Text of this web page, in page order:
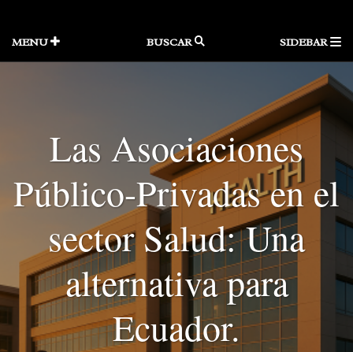
content
MENU BUSCAR SIDEBAR
Las Asociaciones
Público-Privadas en el
sector Salud: Una
alternativa para
Ecuador.